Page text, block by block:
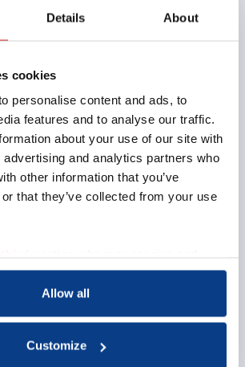
Details About
cookies
personalise content and ads, to
features and to analyse our traffic.
about your use of our site with
and analytics partners who
other information that you’ve
that they’ve collected from your use
Allow all
Customize